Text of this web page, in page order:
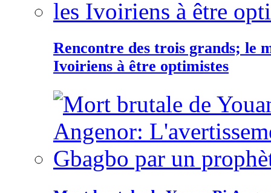
Rencontre des trois grands; le
Ivoiriens à être optimistes